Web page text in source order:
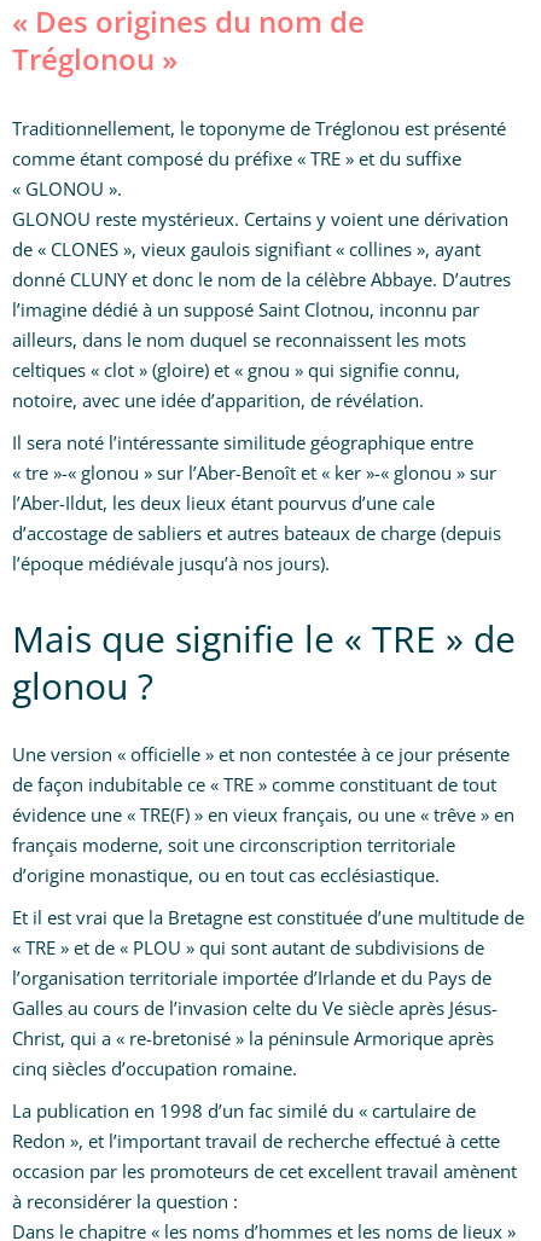
« Des origines du nom de
Tréglonou »
Traditionnellement, le toponyme de Tréglonou est présenté
comme étant composé du préfixe « TRE » et du suffixe
« GLONOU ».
GLONOU reste mystérieux. Certains y voient une dérivation
de « CLONES », vieux gaulois signifiant « collines », ayant
donné CLUNY et donc le nom de la célèbre Abbaye. D’autres
l’imagine dédié à un supposé Saint Clotnou, inconnu par
ailleurs, dans le nom duquel se reconnaissent les mots
celtiques « clot » (gloire) et « gnou » qui signifie connu,
notoire, avec une idée d’apparition, de révélation.
Il sera noté l’intéressante similitude géographique entre
« tre »-« glonou » sur l’Aber-Benoît et « ker »-« glonou » sur
l’Aber-Ildut, les deux lieux étant pourvus d’une cale
d’accostage de sabliers et autres bateaux de charge (depuis
l’époque médiévale jusqu’à nos jours).
Mais que signifie le « TRE » de
glonou ?
Une version « officielle » et non contestée à ce jour présente
de façon indubitable ce « TRE » comme constituant de tout
évidence une « TRE(F) » en vieux français, ou une « trêve » en
français moderne, soit une circonscription territoriale
d’origine monastique, ou en tout cas ecclésiastique.
Et il est vrai que la Bretagne est constituée d’une multitude de
« TRE » et de « PLOU » qui sont autant de subdivisions de
l’organisation territoriale importée d’Irlande et du Pays de
Galles au cours de l’invasion celte du Ve siècle après Jésus-
Christ, qui a « re-bretonisé » la péninsule Armorique après
cinq siècles d’occupation romaine.
La publication en 1998 d’un fac similé du « cartulaire de
Redon », et l’important travail de recherche effectué à cette
occasion par les promoteurs de cet excellent travail amènent
à reconsidérer la question :
Dans le chapitre « les noms d’hommes et les noms de lieux »